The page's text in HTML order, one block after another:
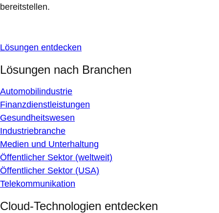
bereitstellen.
Lösungen entdecken
Lösungen nach Branchen
Automobilindustrie
Finanzdienstleistungen
Gesundheitswesen
Industriebranche
Medien und Unterhaltung
Öffentlicher Sektor (weltweit)
Öffentlicher Sektor (USA)
Telekommunikation
Cloud-Technologien entdecken